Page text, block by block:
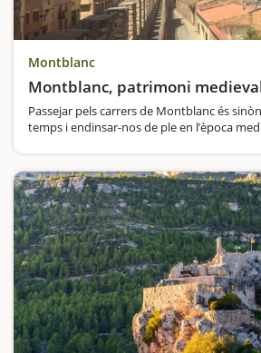
Montblanc
Montblanc, patrimoni
Passejar pels carrers de Montblanc és
temps i endinsar-nos de ple en l’època